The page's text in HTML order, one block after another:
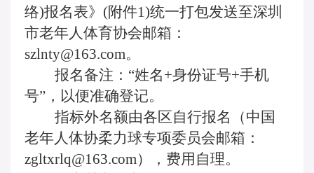
络)报名表》(附件1)统一打包发送至深圳
市老年人体育协会邮箱：
szlnty@163.com。
报名备注： “姓名+身份证号+手机
号”，以便准确登记。
指标外名额由各区自行报名（中国
老年人体协柔力球专项委员会邮箱：
zgltxrlq@163.com），费用自理。